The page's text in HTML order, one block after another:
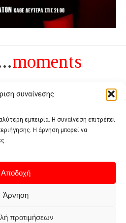
συναίνεσης
εμπειρία. Η συναίνεση επιτρέπει
Η άρνηση μπορεί να
Αποδοχή
Άρνηση
προτιμήσεων
moments
της ανέχειας, είναι το αντίθετο της
policy Cookie policy